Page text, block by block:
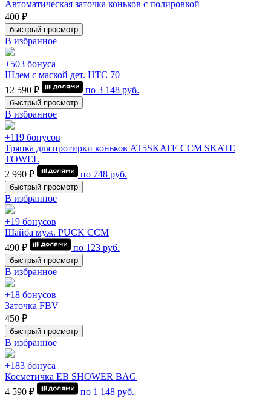
Автоматическая заточка коньков с полировкой
400 ₽
быстрый просмотр
В избранное
+503 бонуса
Шлем с маской дет. HTC 70
12 590 ₽
по 3 148 руб.
быстрый просмотр
В избранное
+119 бонусов
Тряпка для протирки коньков AT5SKATE CCM SKATE
TOWEL
2 990 ₽
по 748 руб.
быстрый просмотр
В избранное
+19 бонусов
Шайба муж. PUCK CCM
490 ₽
по 123 руб.
быстрый просмотр
В избранное
+18 бонусов
Заточка FBV
450 ₽
быстрый просмотр
В избранное
+183 бонуса
Косметичка EB SHOWER BAG
4 590 ₽
по 1 148 руб.